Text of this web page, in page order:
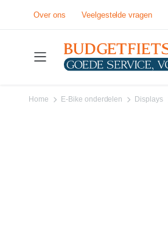
Over ons Veelgestelde vragen
Home E-Bike onderdelen Displays